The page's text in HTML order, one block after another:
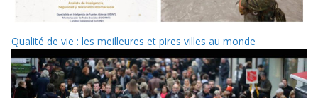
Qualité de vie : les meilleures et pires villes au monde